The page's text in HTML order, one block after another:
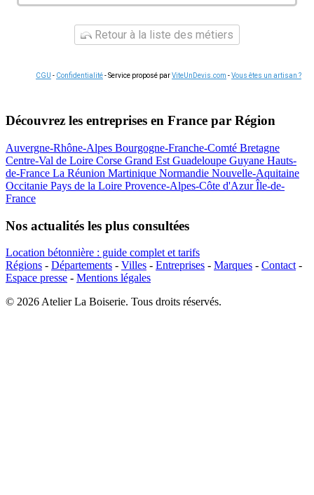
Retour à la liste des métiers
CGU - Confidentialité- Service proposé parViteUnDevis.com -Vous êtes un artisan ?
Découvrez les entreprises en France par Région
Auvergne-Rhône-Alpes Bourgogne-Franche-Comté Bretagne
Centre-Val de Loire Corse Grand Est Guadeloupe Guyane Hauts-
de-France La Réunion Martinique Normandie Nouvelle-Aquitaine
Occitanie Pays de la Loire Provence-Alpes-Côte d'AzurÎle-de-
France
Nos actualités les plus consultées
Location bétonnière : guide complet et tarifs
Régions - Départements - Villes - Entreprises - Marques - Contact -
Espace presse - Mentions légales
© 2026 Atelier La Boiserie. Tous droits réservés.